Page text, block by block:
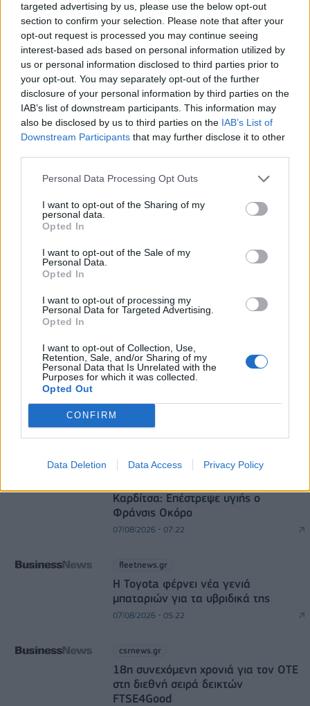
targeted advertising by us, please use the below opt-out
section to confirm your selection. Please note that after your
opt-out request is processed you may continue seeing
interest-based ads based on personal information utilized by
us or personal information disclosed to third parties prior to
your opt-out. You may separately opt-out of the further
disclosure of your personal information by third parties on the
IAB’s list of downstream participants. This information may
also be disclosed by us to third parties on the IAB’s List of
Downstream Participants that may further disclose it to other
Personal Data Processing Opt Outs
I want to opt-out of the Sharing of my
personal data.
Opted In
I want to opt-out of the Sale of my
Personal Data.
Opted In
I want to opt-out of processing my
Personal Data for Targeted Advertising.
Opted In
I want to opt-out of Collection, Use,
Retention, Sale, and/or Sharing of my
Personal Data that Is Unrelated with the
Purposes for which it was collected.
Opted Out
CONFIRM
Data Deletion Data Access Privacy Policy
18η συνεχόμενη χρονιά για τον ΟΤΕ στη διεθνή
σειρά δεικτών FTSE4Good
06/08/2026 - 14:40 ESG
Χρηματοδότηση 8 εκατ. ευρώ σε 843 μέσα
ενημέρωσης- Ξεκίνησε το πενταετές πρόγραμμα
ενίσχυσης του Τύπου
06/08/2026 - 13:05 ΕΠΙΧΕΙΡΗΣΕΙΣ
Χρηματιστήριο: Πτώση κατά 0,59%, στα 320,42
JUMBO: Αύξηση πωλήσεων 5% το επτάμηνο του
2026
06/08/2026 - 12:43 ΕΠΙΧΕΙΡΗΣΕΙΣ
DIRECTION BUSINESS NETWORK
Transfer market: Οι κινήσεις των 14
ομάδων της GBL
Καρδίτσα: Επέστρεψε υγιής ο
Φράνσις Οκόρο
07/08/2026 - 07:22
fleetnews.gr
Η Toyota φέρνει νέα γενιά
μπαταριών για τα υβριδικά της
07/08/2026 - 05:22
csrnews.gr
18η συνεχόμενη χρονιά για τον ΟΤΕ
στη διεθνή σειρά δεικτών
FTSE4Good